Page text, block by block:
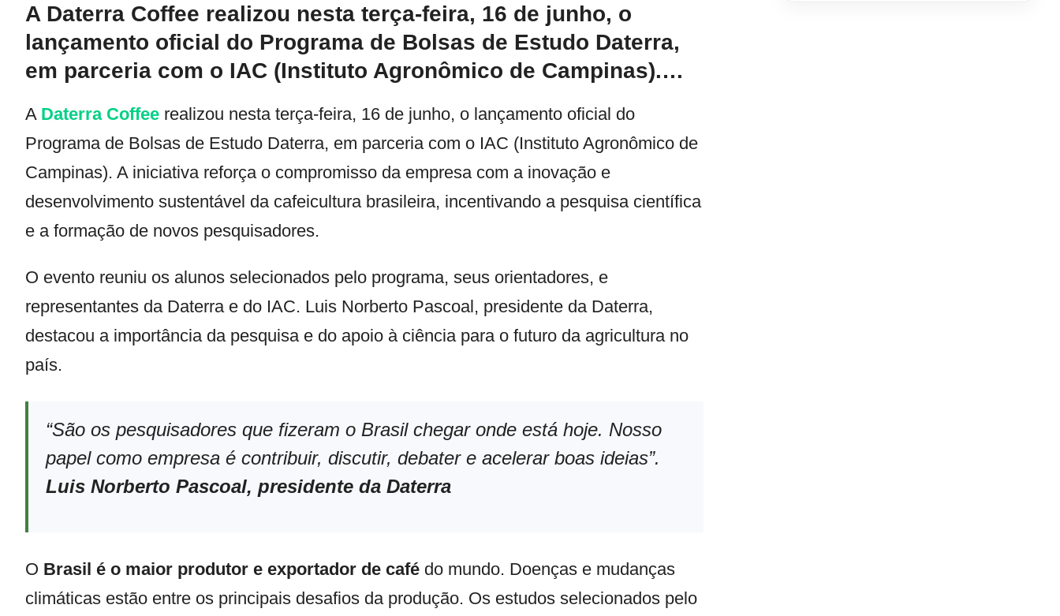
A Daterra Coffee realizou nesta terça-feira, 16 de junho, o
lançamento oficial do Programa de Bolsas de Estudo Daterra,
em parceria com o IAC (Instituto Agronômico de Campinas).…
A Daterra Coffee realizou nesta terça-feira, 16 de junho, o lançamento oficial do
Programa de Bolsas de Estudo Daterra, em parceria com o IAC (Instituto Agronômico de
Campinas). A iniciativa reforça o compromisso da empresa com a inovação e
desenvolvimento sustentável da cafeicultura brasileira, incentivando a pesquisa científica
e a formação de novos pesquisadores.
O evento reuniu os alunos selecionados pelo programa, seus orientadores, e
representantes da Daterra e do IAC. Luis Norberto Pascoal, presidente da Daterra,
destacou a importância da pesquisa e do apoio à ciência para o futuro da agricultura no
país.
“São os pesquisadores que fizeram o Brasil chegar onde está hoje. Nosso
papel como empresa é contribuir, discutir, debater e acelerar boas ideias”.
Luis Norberto Pascoal, presidente da Daterra
O Brasil é o maior produtor e exportador de café do mundo. Doenças e mudanças
climáticas estão entre os principais desafios da produção. Os estudos selecionados pelo